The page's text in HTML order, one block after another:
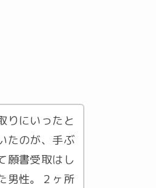
りにいったと
たのが、手ぶ
願書受取はし
男性。２ヶ所